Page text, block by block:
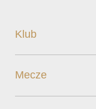
Klub
Mecze